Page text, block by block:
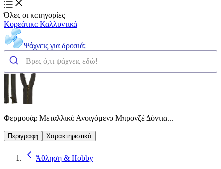
Όλες οι κατηγορίες
Κορεάτικα Καλλυντικά
Ψάχνεις για δροσιά;
Φερμουάρ Μεταλλικό Ανοιγόμενο Μπρονζέ Δόντια...
Περιγραφή Χαρακτηριστικά
Άθληση & Hobby